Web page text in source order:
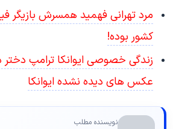
مرد تهرانی فهمید همسرش بازیگر
کشور بوده!
زندگی خصوصی ایوانکا ترامپ دختر
عکس های دیده نشده ایوانکا
نویسنده مطلب